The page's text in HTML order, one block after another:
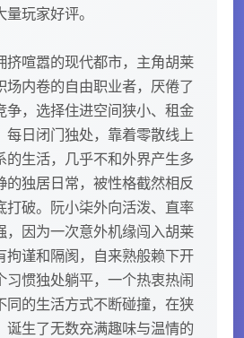
玩家好评。
挤喧嚣的现代都市，主角胡莱
场内卷的自由职业者，厌倦了
争，选择住进空间狭小、租金
每日闭门独处，靠着零散线上
的生活，几乎不和外界产生多
的独居日常，被性格截然相反
打破。阮小柒外向活泼、直率
，因为一次意外机缘闯入胡莱
拘谨和隔阂，自来熟般赖下开
习惯独处躺平，一个热衷热闹
同的生活方式不断碰撞，在狭
诞生了无数充满趣味与温情的